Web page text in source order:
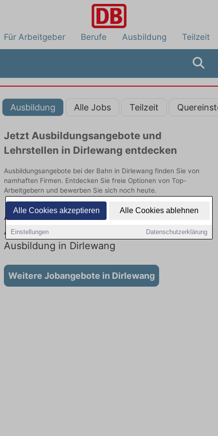
Alle Cookies akzeptieren Alle Cookies ablehnen
Einstellungen Datenschutzerklärung
Für Arbeitgeber Berufe Ausbildung Teilzeit
Ausbildung Alle Jobs Teilzeit
Jetzt Ausbildungsangebote und
Lehrstellen in Dirlewang entdecken
Ausbildungsangebote bei der Bahn in Dirlewang finden Sie von
namhaften Firmen. Entdecken Sie freie Optionen von Top-
Arbeitgebern und bewerben Sie sich noch heute.
Ausbildung in Dirlewang bei der Bahn:
Aktuell gibt es keine Stellenangebote für
Ausbildung in Dirlewang
Weitere Jobangebote in Dirlewang